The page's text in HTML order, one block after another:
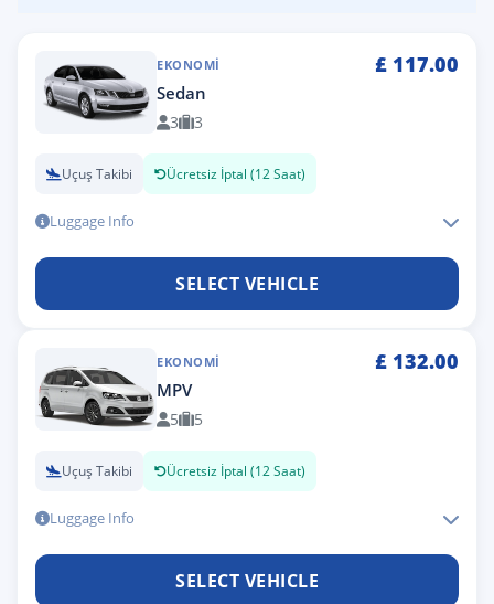
EKONOMI £ 117.00
Sedan
3 3
Uçuş Takibi Ücretsiz İptal (12 Saat)
Luggage Info
SELECT VEHICLE
EKONOMI £ 132.00
MPV
5 5
Uçuş Takibi Ücretsiz İptal (12 Saat)
Luggage Info
SELECT VEHICLE